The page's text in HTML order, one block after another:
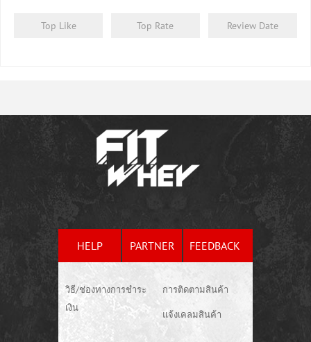
Top Like Top Rate Review Date
HELP PARTNER FEEDBACK
วิธี/ช่องทางการชำระ
เงิน
การติดตามสินค้า
แจ้งเคลมสินค้า